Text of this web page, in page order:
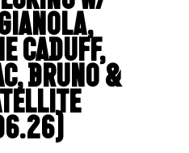
CADUFF,
BRUNO &